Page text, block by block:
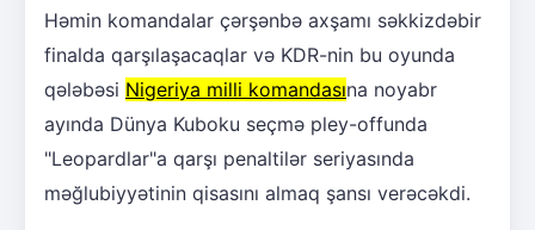
Həmin komandalar çərşənbə axşamı səkkizdəbir
finalda qarşılaşacaqlar və KDR-nin bu oyunda
qələbəsi Nigeriya milli komandasına noyabr
ayında Dünya Kuboku seçmə pley-offunda
"Leopardlar"a qarşı penaltilər seriyasında
məğlubiyyətinin qisasını almaq şansı verəcəkdi.